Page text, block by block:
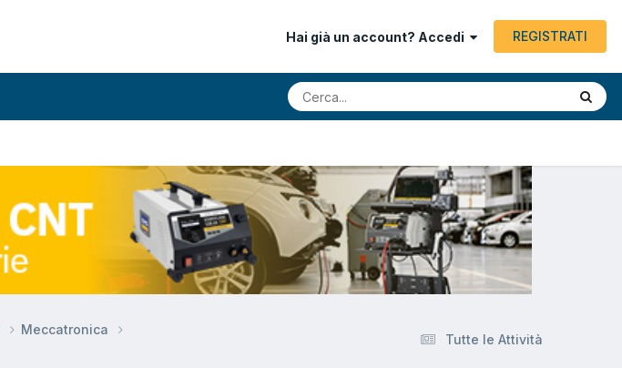
Hai già un account? Accedi REGISTRATI
Tutte le Attività
Meccatronica